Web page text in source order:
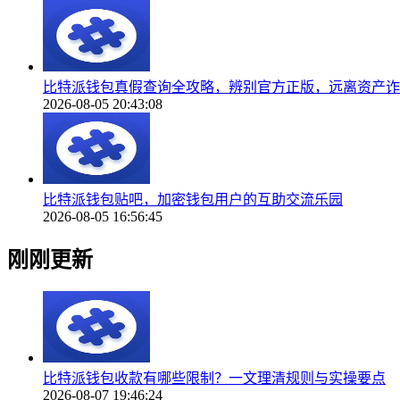
比特派钱包真假查询全攻略，辨别官方正版，远离资产
2026-08-05 20:43:08
比特派钱包贴吧，加密钱包用户的互助交流乐园
2026-08-05 16:56:45
刚刚更新
比特派钱包收款有哪些限制？一文理清规则与实操要点
2026-08-07 19:46:24